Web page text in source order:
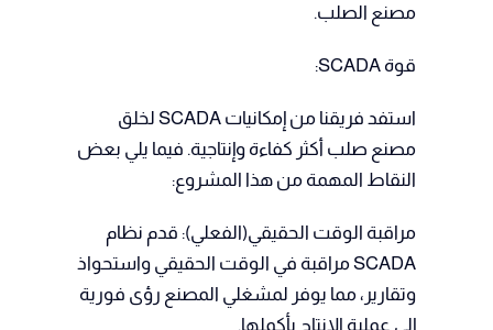
مصنع الصلب.
قوة SCADA:
استفد فريقنا من إمكانيات SCADA لخلق
مصنع صلب أكثر كفاءة وإنتاجية. فيما يلي بعض
النقاط المهمة من هذا المشروع:
مراقبة الوقت الحقيقي(الفعلي): قدم نظام
SCADA مراقبة في الوقت الحقيقي واستحواذ
وتقارير، مما يوفر لمشغلي المصنع رؤى فورية
إلى عملية الإنتاج بأكملها.